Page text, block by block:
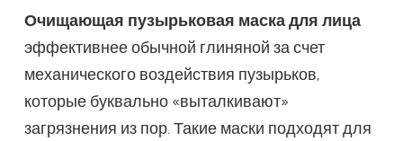
Очищающая пузырьковая маска для лица
эффективнее обычной глиняной за счет
механического воздействия пузырьков,
которые буквально «выталкивают»
загрязнения из пор. Такие маски подходят для